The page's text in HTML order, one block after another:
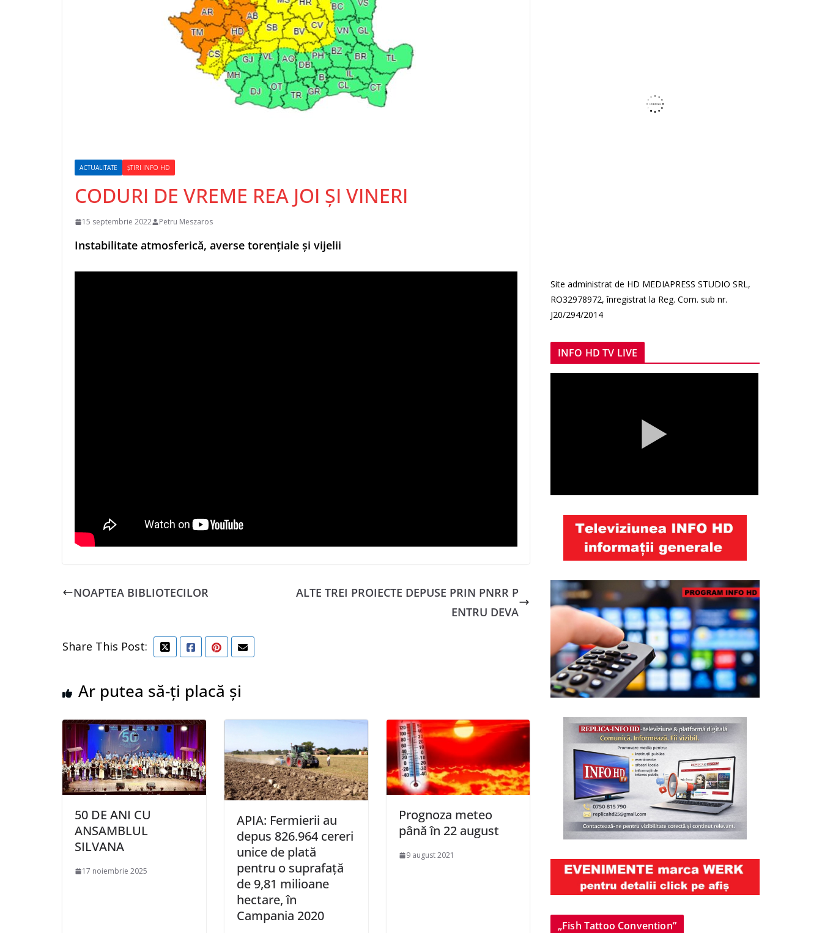
ACTUALITATE ȘTIRI INFO HD
CODURI DE VREME REA JOI ȘI VINERI
15 septembrie 2022 Petru Meszaros
Instabilitate atmosferică, averse torențiale și vijelii
NOAPTEA BIBLIOTECILOR
ALTE TREI PROIECTE DEPUSE PRIN PNRR P
ENTRU DEVA
Share This Post:
Ar putea să-ți placă și
50 DE ANI CU
ANSAMBLUL
SILVANA
17 noiembrie 2025
APIA: Fermierii au
depus 826.964 cereri
unice de plată
pentru o suprafaţă
de 9,81 milioane
hectare, în
Campania 2020
Prognoza meteo
până în 22 august
9 august 2021
Site administrat de HD MEDIAPRESS STUDIO SRL,
RO32978972, înregistrat la Reg. Com. sub nr.
J20/294/2014
INFO HD TV LIVE
„Fish Tattoo Convention”